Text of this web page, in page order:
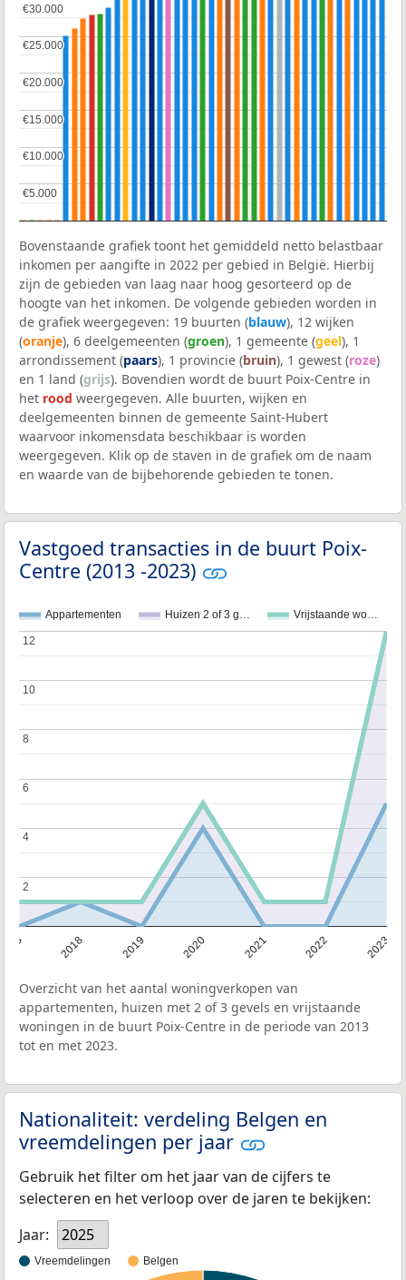
€5.000
€5.000
€10.000
€10.000
€15.000
€15.000
€20.000
€20.000
€25.000
€25.000
€30.000
€30.000
Bovenstaande grafiek toont het gemiddeld netto belastbaar
inkomen per aangifte in 2022 per gebied in België. Hierbij
zijn de gebieden van laag naar hoog gesorteerd op de
hoogte van het inkomen. De volgende gebieden worden in
de grafiek weergegeven: 19 buurten (blauw), 12 wijken
(oranje), 6 deelgemeenten (groen), 1 gemeente (geel), 1
arrondissement (paars), 1 provincie (bruin), 1 gewest (roze)
en 1 land (grijs). Bovendien wordt de buurt Poix-Centre in
het rood weergegeven. Alle buurten, wijken en
deelgemeenten binnen de gemeente Saint-Hubert
waarvoor inkomensdata beschikbaar is worden
weergegeven. Klik op de staven in de grafiek om de naam
en waarde van de bijbehorende gebieden te tonen.
Vastgoed transacties in de buurt Poix-
Centre (2013 -2023)
Appartementen Huizen 2 of 3 g… Vrijstaande wo…
2018 2019 2020 2021 2022 2023
2
2
4
4
6
6
8
8
10
10
12
12
Overzicht van het aantal woningverkopen van
appartementen, huizen met 2 of 3 gevels en vrijstaande
woningen in de buurt Poix-Centre in de periode van 2013
tot en met 2023.
Nationaliteit: verdeling Belgen en
vreemdelingen per jaar
Gebruik het filter om het jaar van de cijfers te
selecteren en het verloop over de jaren te bekijken:
Jaar:
2025
Vreemdelingen Belgen